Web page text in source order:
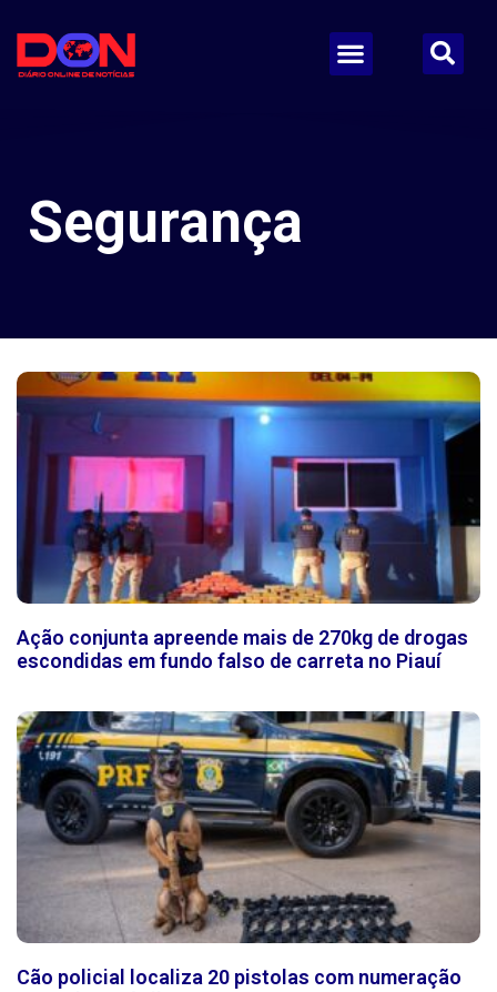
Segurança
Ação conjunta apreende mais de 270kg de drogas
escondidas em fundo falso de carreta no Piauí
Cão policial localiza 20 pistolas com numeração